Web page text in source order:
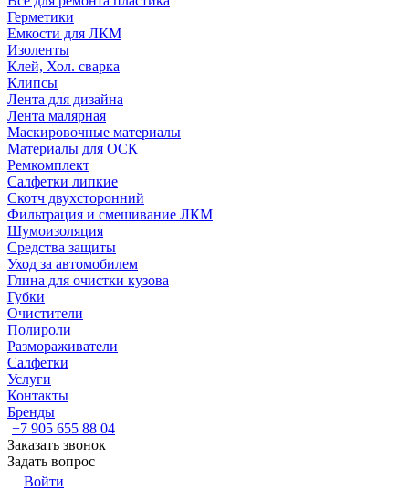
Герметики
Емкости для ЛКМ
Изоленты
Клей, Хол. сварка
Клипсы
Лента для дизайна
Лента малярная
Маскировочные материалы
Материалы для ОСК
Ремкомплект
Салфетки липкие
Скотч двухсторонний
Фильтрация и смешивание ЛКМ
Шумоизоляция
Средства защиты
Уход за автомобилем
Глина для очистки кузова
Губки
Очистители
Полироли
Размораживатели
Салфетки
Услуги
Контакты
Бренды
+7 905 655 88 04
Заказать звонок
Задать вопрос
Войти